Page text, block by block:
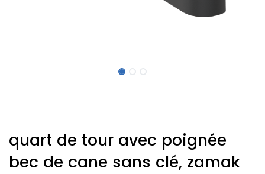
quart de tour avec poignée
bec de cane sans clé, zamak